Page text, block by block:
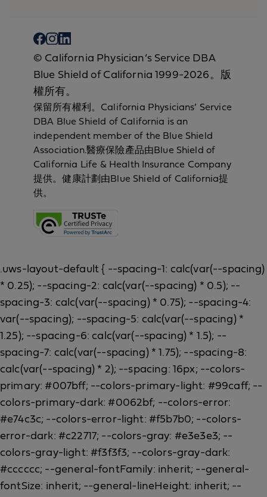
© California Physician’s Service DBA
Blue Shield of California 1999-2026。版
權所有。
保留所有權利。California Physicians’ Service
DBA Blue Shield of California is an
independent member of the Blue Shield
Association.醫療保險產品由Blue Shield of
California Life & Health Insurance Company
提供。健康計劃由Blue Shield of California提
供。